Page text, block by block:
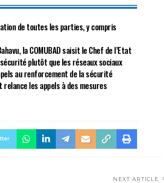
de toutes les parties, y compris
la COMUBAD saisit le Chef de l’Etat
plutôt que les réseaux sociaux
au renforcement de la sécurité
les appels à des mesures
NEXT ARTICLE